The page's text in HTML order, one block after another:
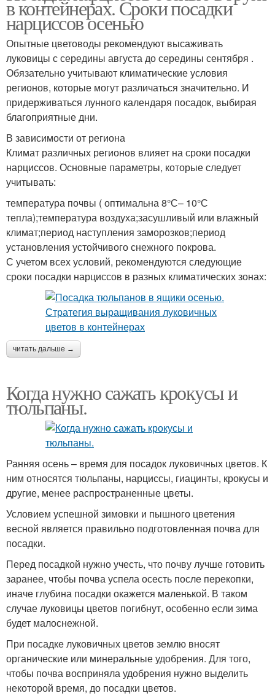
в контейнерах. Сроки посадки
нарциссов осенью
Опытные цветоводы рекомендуют высаживать
луковицы с середины августа до середины сентября .
Обязательно учитывают климатические условия
регионов, которые могут различаться значительно. И
придерживаться лунного календаря посадок, выбирая
благоприятные дни.
В зависимости от региона
Климат различных регионов влияет на сроки посадки
нарциссов. Основные параметры, которые следует
учитывать:
температура почвы ( оптимальна 8°С– 10°С
тепла);температура воздуха;засушливый или влажный
климат;период наступления заморозков;период
установления устойчивого снежного покрова.
С учетом всех условий, рекомендуются следующие
сроки посадки нарциссов в разных климатических зонах:
читать дальше →
Когда нужно сажать крокусы и
тюльпаны.
Ранняя осень – время для посадок луковичных цветов. К
ним относятся тюльпаны, нарциссы, гиацинты, крокусы и
другие, менее распространенные цветы.
Условием успешной зимовки и пышного цветения
весной является правильно подготовленная почва для
посадки.
Перед посадкой нужно учесть, что почву лучше готовить
заранее, чтобы почва успела осесть после перекопки,
иначе глубина посадки окажется маленькой. В таком
случае луковицы цветов погибнут, особенно если зима
будет малоснежной.
При посадке луковичных цветов землю вносят
органические или минеральные удобрения. Для того,
чтобы почва восприняла удобрения нужно выделить
некоторой время, до посадки цветов.